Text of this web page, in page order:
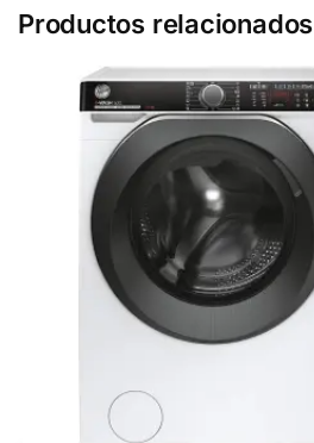
Productos relacionados